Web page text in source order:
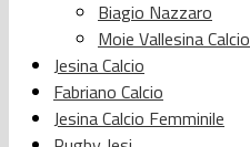
Biagio Nazzaro
Moie Vallesina Calcio
Jesina Calcio
Fabriano Calcio
Jesina Calcio Femminile